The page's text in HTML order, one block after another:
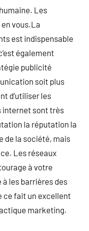
Les
vous.La
est indispensable
également
publicité
soit plus
d’utiliser les
internet sont très
la réputation la
de la société, mais
Les réseaux
à votre
les barrières des
ce fait un excellent
marketing.